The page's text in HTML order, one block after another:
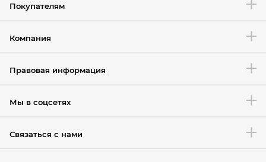
Покупателям
Компания
Правовая информация
Мы в соцсетях
Связаться с нами